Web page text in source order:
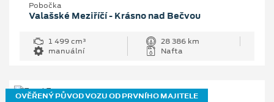
Pobočka
Valašské Meziříčí - Krásno nad Bečvou
1 499 cm³
28 386 km
manuální
Nafta
OVĚŘENÝ PŮVOD VOZU OD PRVNÍHO MAJITELE